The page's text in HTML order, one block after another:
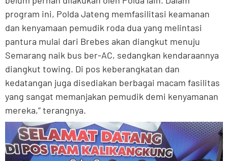
program ini, Polda Jateng memfasilitasi keamanan
dan kenyamaan pemudik roda dua yang melintasi
pantura mulai dari Brebes akan diangkut menuju
Semarang naik bus ber-AC, sedangkan kendaraannya
diangkut towing. Di pos keberangkatan dan
kedatangan juga disediakan berbagai macam fasilitas
yang sangat memanjakan pemudik demi kenyamanan
mereka,” terangnya.